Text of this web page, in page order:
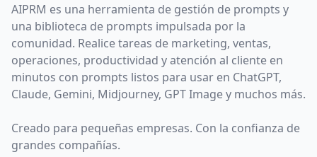
AIPRM es una herramienta de gestión de prompts y
una biblioteca de prompts impulsada por la
comunidad. Realice tareas de marketing, ventas,
operaciones, productividad y atención al cliente en
minutos con prompts listos para usar en ChatGPT,
Claude, Gemini, Midjourney, GPT Image y muchos más.
Creado para pequeñas empresas. Con la confianza de
grandes compañías.